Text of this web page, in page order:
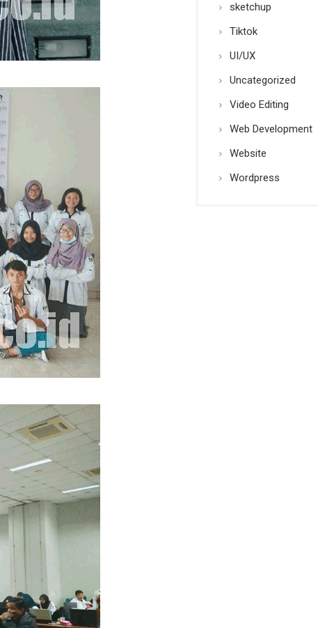
sketchup
Tiktok
UI/UX
Uncategorized
Video Editing
Web Development
Website
Wordpress